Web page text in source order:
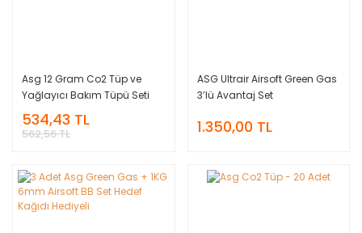
Asg 12 Gram Co2 Tüp ve
Yağlayıcı Bakım Tüpü Seti
(9+1) - 19237
534,43 TL
562,56 TL
ASG Ultrair Airsoft Green Gas
3’lü Avantaj Set
1.350,00 TL